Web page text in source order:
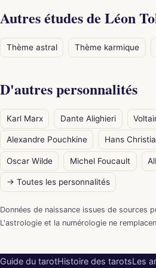
Autres études de Léon
Thème astral Thème karmique
D'autres personnalités
Karl Marx Dante Alighieri
Alexandre Pouchkine Hans
Oscar Wilde Michel Foucault
→ Toutes les personnalités
Données de naissance issues de
L'astrologie et la numérologie ne
Guide du tarotHistoire des tarotsLes